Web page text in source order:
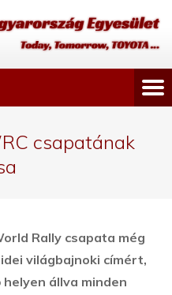
csapatának
Rally csapata még
világbajnoki címért,
állva minden